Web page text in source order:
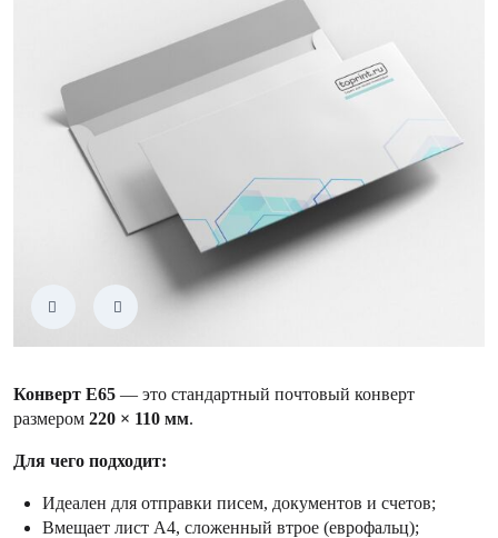
Конверт Е65 — это стандартный почтовый конверт
размером 220 × 110 мм.
Для чего подходит:
Идеален для отправки писем, документов и счетов;
Вмещает лист А4, сложенный втрое (еврофальц);